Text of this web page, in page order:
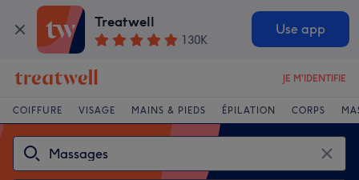
Treatwell
130K
Use app
JE M'IDENTIFIE
COIFFURE VISAGE MAINS & PIEDS ÉPILATION CORPS